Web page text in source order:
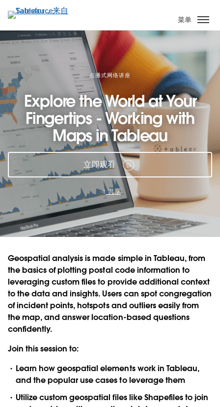
转
到
主
容
菜单
点播式网络讲座
Explore the World at Your
Fingertips - Working with
Maps in Tableau
立即观看
共享
Geospatial analysis is made simple in Tableau, from
the basics of plotting postal code information to
leveraging custom files to provide additional context
to the data and insights. Users can spot congregation
of incident points, hotspots and outliers easily from
the map, and answer location-based questions
confidently.
Join this session to:
Learn how geospatial elements work in Tableau,
and the popular use cases to leverage them
Utilize custom geospatial files like Shapefiles to join